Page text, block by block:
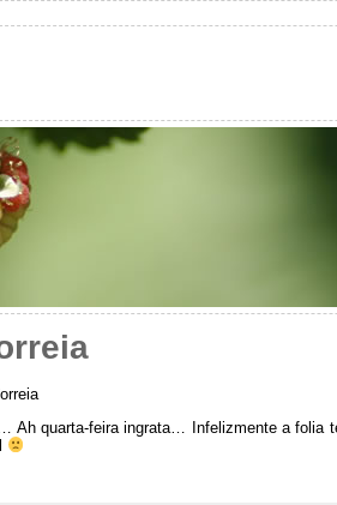
Ah quarta-feira ingrata… Infelizmente a folia